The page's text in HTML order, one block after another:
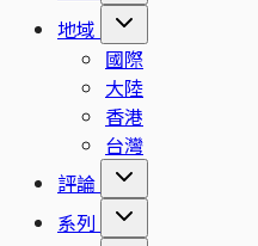
地域
國際
大陸
香港
台灣
評論
系列